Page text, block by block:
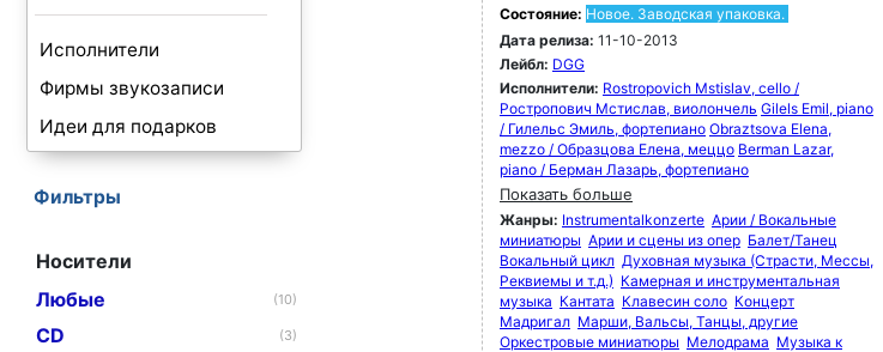
Исполнители
Фирмы звукозаписи
Идеи для подарков
Фильтры
Носители
Любые
(10)
CD (3)
Состояние: Новое. Заводская упаковка.
Дата релиза: 11-10-2013
Лейбл: DGG
Исполнители: Rostropovich Mstislav, cello /
Ростропович Мстислав, виолончель Gilels Emil, piano
/ Гилельс Эмиль, фортепиано Obraztsova Elena,
mezzo / Образцова Елена, меццо Berman Lazar,
piano / Берман Лазарь, фортепиано
Показать больше
Жанры: Instrumentalkonzerte Арии / Вокальные
миниатюры Арии и сцены из опер Балет/Танец
Вокальный цикл Духовная музыка (Страсти, Мессы,
Реквиемы и т.д.) Камерная и инструментальная
музыка Кантата Клавесин соло Концерт
Мадригал Марши, Вальсы, Танцы, другие
Оркестровые миниатюры Мелодрама Музыка к